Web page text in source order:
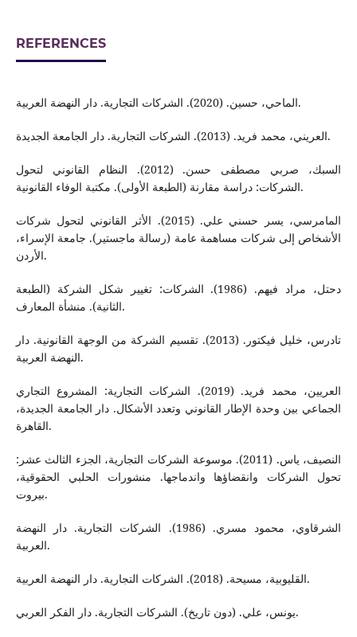
REFERENCES
الماحي، حسين. (2020). الشركات التجارية. دار النهضة العربية.
العريني، محمد فريد. (2013). الشركات التجارية. دار الجامعة الجديدة.
السبك، صربي مصطفى حسن. (2012). النظام القانوني لتحول
الشركات: دراسة مقارنة (الطبعة الأولى). مكتبة الوفاء القانونية.
المامرسي، يسر حسني علي. (2015). الأثر القانوني لتحول شركات
الأشخاص إلى شركات مساهمة عامة (رسالة ماجستير). جامعة الإسراء،
الأردن.
دحتل، مراد فيهم. (1986). الشركات: تغيير شكل الشركة (الطبعة
الثانية). منشأة المعارف.
تادرس، خليل فيكتور. (2013). تقسيم الشركة من الوجهة القانونية. دار
النهضة العربية.
العريين، محمد فريد. (2019). الشركات التجارية: المشروع التجاري
الجماعي بين وحدة الإطار القانوني وتعدد الأشكال. دار الجامعة الجديدة،
القاهرة.
النصيف، ياس. (2011). موسوعة الشركات التجارية، الجزء الثالث عشر:
تحول الشركات وانقضاؤها واندماجها. منشورات الحلبي الحقوقية،
بيروت.
الشرقاوي، محمود مسري. (1986). الشركات التجارية. دار النهضة
العربية.
القليوبية، مسيحة. (2018). الشركات التجارية. دار النهضة العربية.
يونس، علي. (دون تاريخ). الشركات التجارية. دار الفكر العربي.